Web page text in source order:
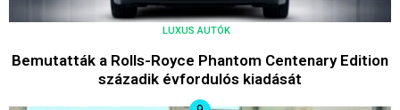
LUXUS AUTÓK
Bemutatták a Rolls-Royce Phantom Centenary Edition
századik évfordulós kiadását